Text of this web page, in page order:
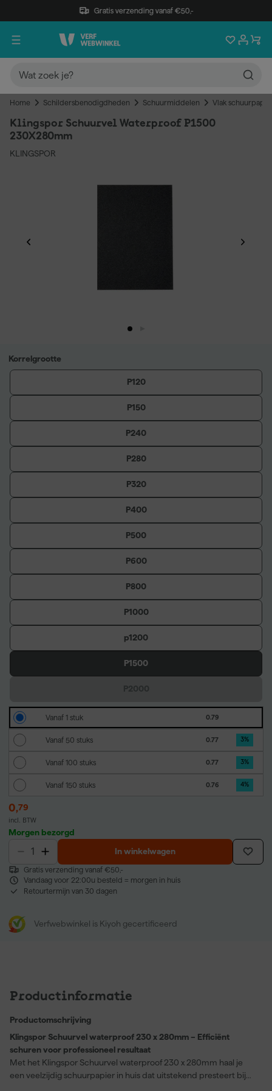
Gratis verzending vanaf €50,-
Home Schildersbenodigdheden Schuurmiddelen Vlak
Klingspor Schuurvel Waterproof P1500
230X280mm
KLINGSPOR
Korrelgrootte
P120
P150
P240
P280
P320
P400
P500
P600
P800
P1000
p1200
P1500
Vanaf 1 stuk 0.79
Vanaf 50 stuks 0.77 3%
Vanaf 100 stuks 0.77 3%
Vanaf 150 stuks 0.76 4%
0,79
incl. BTW
Morgen bezorgd
In winkelwagen
Gratis verzending vanaf €50,-
Vandaag voor 22:00u besteld = morgen in huis
Retourtermijn van 30 dagen
Verfwebwinkel is Kiyoh gecertificeerd
Productinformatie
Productomschrijving
Klingspor Schuurvel waterproof 230 x 280mm – Efficiënt
schuren voor professioneel resultaat
Met het Klingspor Schuurvel waterproof 230 x 280mm haal je
een veelzijdig schuurpapier in huis dat uitstekend presteert bij